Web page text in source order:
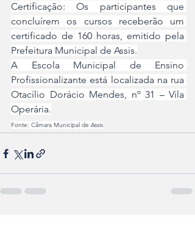
Certificação: Os participantes que
concluírem os cursos receberão um
certificado de 160 horas, emitido pela
Prefeitura Municipal de Assis.
A Escola Municipal de Ensino
Profissionalizante está localizada na rua
Otacílio Dorácio Mendes, nº 31 – Vila
Operária.
Fonte: Câmara Municipal de Assis